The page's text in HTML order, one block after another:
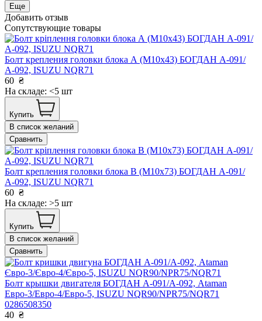
Еще
Добавить отзыв
Сопутствующие товары
Болт крепления головки блока А (М10х43) БОГДАН А-091/
А-092, ISUZU NQR71
60 ₴
На складе: <5 шт
Купить
В список желаний
Сравнить
Болт крепления головки блока В (М10х73) БОГДАН А-091/
А-092, ISUZU NQR71
60 ₴
На складе: >5 шт
Купить
В список желаний
Сравнить
Болт крышки двигателя БОГДАН А-091/А-092, Ataman
Евро-3/Евро-4/Евро-5, ISUZU NQR90/NPR75/NQR71
0286508350
40 ₴